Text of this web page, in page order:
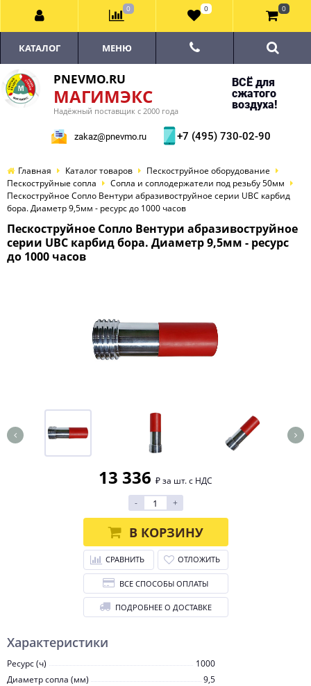
PNEVMO.RU
МАГИМЭКС
Надёжный поставщик с 2000 года
ВСЁ для
сжатого
воздуха!
zakaz@pnevmo.ru +7 (495) 730-02-90
КАТАЛОГ МЕНЮ
Главная Каталог товаров
Пескоструйное оборудование
Пескоструйные сопла
Сопла и соплодержатели под резьбу 50мм
Пескоструйное Сопло Вентури абразивоструйное серии UBC карбид
бора. Диаметр 9,5мм - ресурс до 1000 часов
Пескоструйное Сопло Вентури абразивоструйное
серии UBC карбид бора. Диаметр 9,5мм - ресурс
до 1000 часов
Характеристики
Ресурс (ч)
1000
Диаметр сопла (мм)
9,5
13 336 ₽ за шт. с НДС
-
+
В КОРЗИНУ
СРАВНИТЬ ОТЛОЖИТЬ
ВСЕ СПОСОБЫ ОПЛАТЫ
ПОДРОБНЕЕ О ДОСТАВКЕ
0 0 0